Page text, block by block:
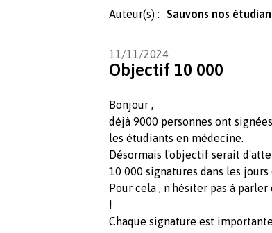
Auteur(s) : Sauvons nos
11/11/2024
Objectif 10 000
Bonjour ,
déjà 9000 personnes ont
les étudiants en médecine.
Désormais l'objectif serait
10 000 signatures dans les
Pour cela , n'hésiter pas à
!
Chaque signature est